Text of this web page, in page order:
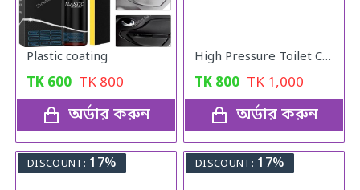
Plastic coating
TK 600 TK800
অর্ডার করুন
High Pressure Toilet Cleaning PUMP
TK 800 TK1,000
অর্ডার করুন
DISCOUNT: 17% DISCOUNT: 17%